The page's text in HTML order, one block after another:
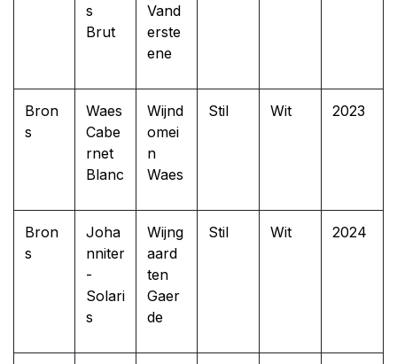
s
Brut
Vand
erste
ene
Bron
s
Waes
Cabe
rnet
Blanc
Wijnd
omei
n
Waes
Stil Wit 2023
Bron
s
Joha
nniter
-
Solari
s
Wijng
aard
ten
Gaer
de
Stil Wit 2024